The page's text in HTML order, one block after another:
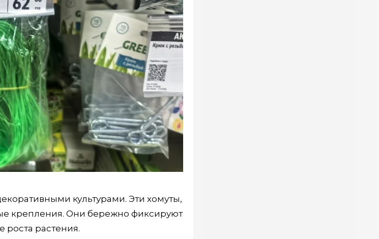
культурами. Эти хомуты,
крепления. Они бережно фиксируют
роста растения.